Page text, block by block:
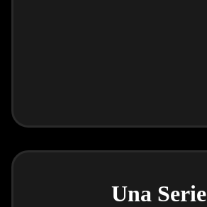
Una Serie